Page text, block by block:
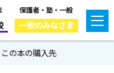
保護者・塾・一般
一般のみなさま
この本の購入先